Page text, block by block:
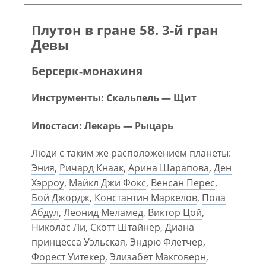
Плутон в гране 58. 3-й гран
Девы
Берсерк-монахиня
Инструменты: Скальпель — Щит
Ипостаси: Лекарь — Рыцарь
Люди с таким же расположением планеты:
Эния, Ричард Кнаак, Арина Шарапова, Ден
Хэрроу, Майкл Джи Фокс, Венсан Перес,
Бой Джордж, Константин Маркелов, Пола
Абдул, Леонид Меламед, Виктор Цой,
Николас Ли, Скотт Штайнер, Диана
принцесса Уэльская, Эндрю Флетчер,
Форест Уитекер, Элизабет Макговерн,